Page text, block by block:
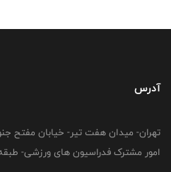
آدرس
امور مشترک فدراسیون های ورزشی- طبقه سوم